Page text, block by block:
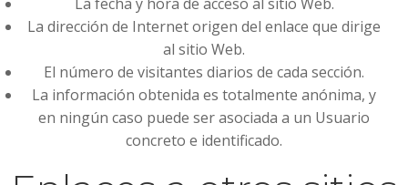
La dirección de Internet origen del enlace que dirige
al sitio Web.
El número de visitantes diarios de cada sección.
La información obtenida es totalmente anónima, y
en ningún caso puede ser asociada a un Usuario
concreto e identificado.